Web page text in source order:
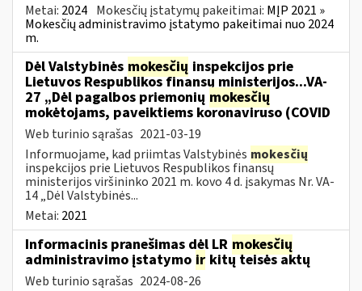
Metai: 2024 Mokesčių įstatymų pakeitimai: MĮP 2021 »
Mokesčių administravimo įstatymo pakeitimai nuo 2024
m.
Dėl Valstybinės mokesčių inspekcijos prie
Lietuvos Respublikos finansų ministerijos...VA-
27 „Dėl pagalbos priemonių mokesčių
mokėtojams, paveiktiems koronaviruso (COVID
Web turinio sąrašas 2021-03-19
Informuojame, kad priimtas Valstybinės mokesčių
inspekcijos prie Lietuvos Respublikos finansų
ministerijos viršininko 2021 m. kovo 4 d. įsakymas Nr. VA-
14 „Dėl Valstybinės...
Metai: 2021
Informacinis pranešimas dėl LR mokesčių
administravimo įstatymo ir kitų teisės aktų
Web turinio sąrašas 2024-08-26